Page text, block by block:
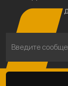
Введите